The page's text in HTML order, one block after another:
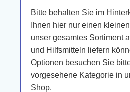
Bitte behalten Sie im
Ihnen hier nur einen
unser gesamtes Sortiment
und Hilfsmitteln liefern
Optionen besuchen Sie
vorgesehene Kategorie in
Shop.